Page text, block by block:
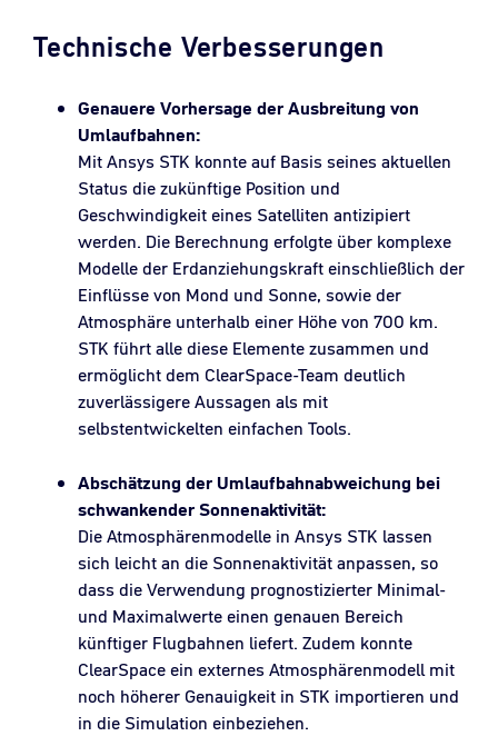
Technische Verbesserungen
Genauere Vorhersage der Ausbreitung von
Umlaufbahnen:
Mit Ansys STK konnte auf Basis seines aktuellen
Status die zukünftige Position und
Geschwindigkeit eines Satelliten antizipiert
werden. Die Berechnung erfolgte über komplexe
Modelle der Erdanziehungskraft einschließlich der
Einflüsse von Mond und Sonne, sowie der
Atmosphäre unterhalb einer Höhe von 700 km.
STK führt alle diese Elemente zusammen und
ermöglicht dem ClearSpace-Team deutlich
zuverlässigere Aussagen als mit
selbstentwickelten einfachen Tools.
Abschätzung der Umlaufbahnabweichung bei
schwankender Sonnenaktivität:
Die Atmosphärenmodelle in Ansys STK lassen
sich leicht an die Sonnenaktivität anpassen, so
dass die Verwendung prognostizierter Minimal-
und Maximalwerte einen genauen Bereich
künftiger Flugbahnen liefert. Zudem konnte
ClearSpace ein externes Atmosphärenmodell mit
noch höherer Genauigkeit in STK importieren und
in die Simulation einbeziehen.